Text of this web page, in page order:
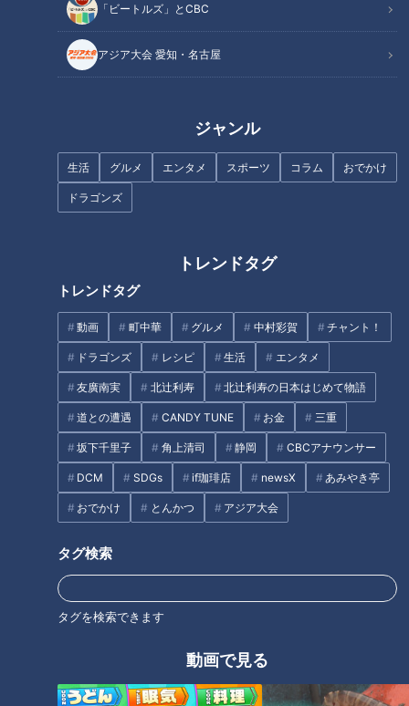
「ビートルズ」とCBC
アジア大会 愛知・名古屋
ジャンル
生活 グルメ エンタメ スポーツ コラム おでかけ
ドラゴンズ
トレンドタグ
トレンドタグ
動画 町中華 グルメ 中村彩賀 チャント！
ドラゴンズ レシピ 生活 エンタメ
友廣南実 北辻利寿 北辻利寿の日本はじめて物語
道との遭遇 CANDY TUNE お金 三重
坂下千里子 角上清司 静岡 CBCアナウンサー
DCM SDGs if珈琲店 newsX あみやき亭
おでかけ とんかつ アジア大会
タグ検索
タグを検索できます
動画で見る
「サンドラ焼」とは？
『サンドラ』×どら焼き＝「サンドラ焼き」！
皮と皮を重ねて作るどら焼きのように勝利を重ねてほしい！と
式会社名鉄生活創研（名古屋・中村区）と共同で開発した40
周年記念のオリジナルどら焼きです。
・価格 ：1個280円（税込）、6個入りお土産箱1,980円
（税込）
・販売場所：名鉄商店（名鉄百貨店本店[メンズ館]1F）、愛
知・岐阜・三重県内のファミリーマート、愛知・岐阜県内のイ
オン・イオンスタイル
※一部店舗ではお取り扱いのない場合がございます。
・販売者 ：株式会社名鉄生活創研（名古屋市中村区名駅一丁
目2番4号 名鉄バスターミナルビル10階）
・発売日 ：2024年3月17日(日)
※ファミリーマートでは3月19日(火)に販売開始予定です（数量
自宅で野球観戦しながらでもよし！帰省時の手土産にもよし！